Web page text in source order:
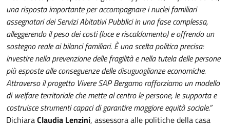
una risposta importante per accompagnare i nuclei familiari
assegnatari dei Servizi Abitativi Pubblici in una fase complessa,
alleggerendo il peso dei costi (luce e riscaldamento) e offrendo un
sostegno reale ai bilanci familiari. È una scelta politica precisa:
investire nella prevenzione delle fragilità e nella tutela delle persone
più esposte alle conseguenze delle disuguaglianze economiche.
Attraverso il progetto Vivere SAP Bergamo rafforziamo un modello
di welfare territoriale che mette al centro le persone, le supporta e
costruisce strumenti capaci di garantire maggiore equità sociale.”
DichiaraClaudia Lenzini, assessora alle politiche della casa